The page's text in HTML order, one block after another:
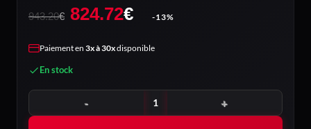
943.20€
Le
prix
943.20€.
824.72€Le
-13%
Paiement en 3x à 30xdisponible
En stock
quantité de HP 15-fd0011nf – 15,6 pouces – Core 7 – 16 Go